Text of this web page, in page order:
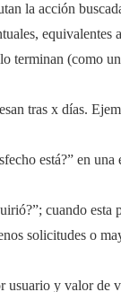
la acción
equivalentes
terminan (como
tras x días.
está?” en
cuando
solicitudes o
usuario y valor